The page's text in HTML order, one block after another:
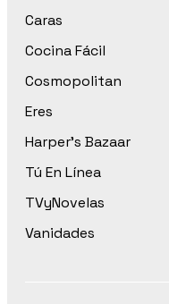
Caras
Cocina Fácil
Cosmopolitan
Eres
Harper’s Bazaar
Tú En Línea
TVyNovelas
Vanidades